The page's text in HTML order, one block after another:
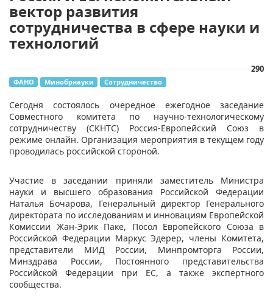
вектор развития
сотрудничества в сфере науки и
технологий
290
ФАНО Минобрнауки Сотрудничество
​Сегодня состоялось очередное ежегодное заседание
Совместного комитета по научно-технологическому
сотрудничеству (СКНТС) Россия-Европейский Союз в
режиме онлайн. Организация мероприятия в текущем году
проводилась российской стороной.
Участие в заседании приняли заместитель Министра
науки и высшего образования Российской Федерации
Наталья Бочарова, Генеральный директор Генерального
директората по исследованиям и инновациям Европейской
Комиссии Жан-Эрик Паке, Посол Европейского Союза в
Российской Федерации Маркус Эдерер, члены Комитета,
представители МИД России, Минпромторга России,
Минздрава России, Постоянного представительства
Российской Федерации при ЕС, а также экспертного
сообщества.